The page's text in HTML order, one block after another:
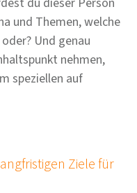
und Themen, welche
Und genau
nehmen,
speziellen auf
Ziele für